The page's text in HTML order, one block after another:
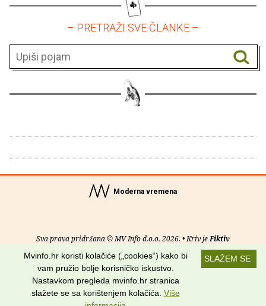
– PRETRAŽI SVE ČLANKE –
Moderna vremena
Sva prava pridržana © MV Info d.o.o. 2026. • Kriv jeFiktiv
Uvjeti korištenja RSS kanali
Potraži nas na:
SLAŽEM SE
Mvinfo.hr koristi kolačiće („cookies“) kako bi
vam pružio bolje korisničko iskustvo.
Nastavkom pregleda mvinfo.hr stranica
slažete se sa korištenjem kolačića. Više